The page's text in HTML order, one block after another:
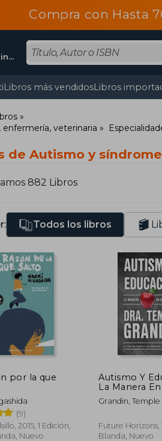
Compra con Hasta
Bogota, Cundinamarca
Libros más vendidosLibros
enfermería, veterinaria
de Autismo y
882 Libros
Todos los libros
por la que
(9)
2015, 1 Edición,
Nuevo
Autismo Y
La Manera
Lo Veo
Grandin, Temple
Future Horizons,
Blanda, Nuevo